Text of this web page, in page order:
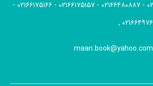
۰۲۱۶۶۴۸۰۸۸۶ - ۰۲۱۶۶۴۸۰۸۸۷ - ۰۲۱۶۶۱۷۵۱۵۷ - ۰۲۱۶۶۱۷۵۱۶۶ -
maan.book@yahoo.com